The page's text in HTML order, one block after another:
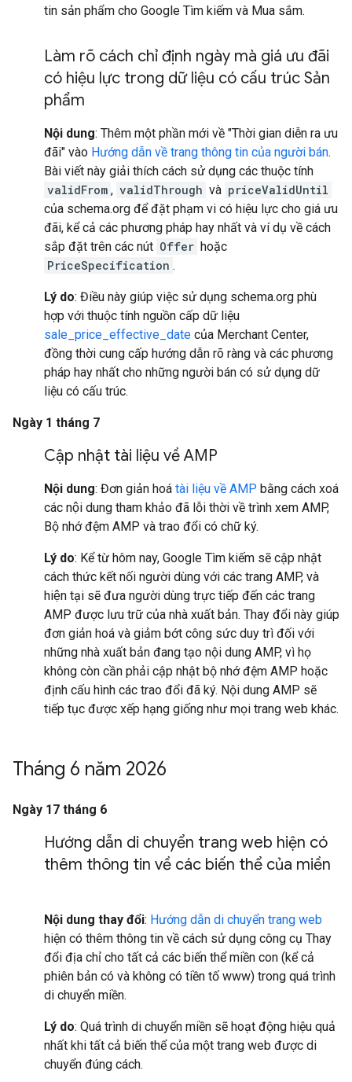
tin sản phẩm cho Google Tìm kiếm và Mua sắm.
Làm rõ cách chỉ định ngày mà giá ưu đãi
có hiệu lực trong dữ liệu có cấu trúc Sản
phẩm
Nội dung: Thêm một phần mới về "Thời gian diễn ra ưu
đãi" vào Hướng dẫn về trang thông tin của người bán.
Bài viết này giải thích cách sử dụng các thuộc tính
validFrom , validThrough và priceValidUntil
của schema.org để đặt phạm vi có hiệu lực cho giá ưu
đãi, kể cả các phương pháp hay nhất và ví dụ về cách
sắp đặt trên các nút Offer hoặc
PriceSpecification .
Lý do: Điều này giúp việc sử dụng schema.org phù
hợp với thuộc tính nguồn cấp dữ liệu
sale_price_effective_date của Merchant Center,
đồng thời cung cấp hướng dẫn rõ ràng và các phương
pháp hay nhất cho những người bán có sử dụng dữ
liệu có cấu trúc.
Ngày 1 tháng 7
Cập nhật tài liệu về AMP
Nội dung: Đơn giản hoá tài liệu về AMP bằng cách xoá
các nội dung tham khảo đã lỗi thời về trình xem AMP,
Bộ nhớ đệm AMP và trao đổi có chữ ký.
Lý do: Kể từ hôm nay, Google Tìm kiếm sẽ cập nhật
cách thức kết nối người dùng với các trang AMP, và
hiện tại sẽ đưa người dùng trực tiếp đến các trang
AMP được lưu trữ của nhà xuất bản. Thay đổi này giúp
đơn giản hoá và giảm bớt công sức duy trì đối với
những nhà xuất bản đang tạo nội dung AMP, vì họ
không còn cần phải cập nhật bộ nhớ đệm AMP hoặc
định cấu hình các trao đổi đã ký. Nội dung AMP sẽ
tiếp tục được xếp hạng giống như mọi trang web khác.
Tháng 6 năm 2026
Ngày 17 tháng 6
Hướng dẫn di chuyển trang web hiện có
thêm thông tin về các biến thể của miền
Nội dung thay đổi: Hướng dẫn di chuyển trang web
hiện có thêm thông tin về cách sử dụng công cụ Thay
đổi địa chỉ cho tất cả các biến thể miền con (kể cả
phiên bản có và không có tiền tố www) trong quá trình
di chuyển miền.
Lý do: Quá trình di chuyển miền sẽ hoạt động hiệu quả
nhất khi tất cả biến thể của một trang web được di
chuyển đúng cách.